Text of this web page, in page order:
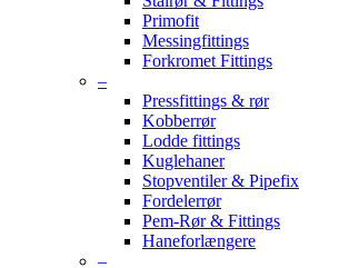
Primofit
Messingfittings
Forkromet Fittings
–
Pressfittings & rør
Kobberrør
Lodde fittings
Kuglehaner
Stopventiler & Pipefix
Fordelerrør
Pem-Rør & Fittings
Haneforlængere
–